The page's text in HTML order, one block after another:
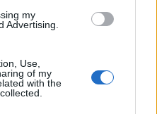
my
Advertising.
Use,
of my
with the
Cilj je bio da
na dozvoljenu granicu
Ja sam žena“,
sportistkinja koja je